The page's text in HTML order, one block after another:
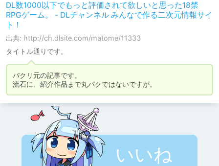
DL数1000以下でもっと評価されて欲しいと思った18禁
RPGゲーム。 - DLチャンネル みんなで作る二次元情報サイ
ト！
出典: http://ch.dlsite.com/matome/11333
タイトル通りです。
パクリ元の記事です。
流石に、紹介作品まで丸パクではないですが。
いいね